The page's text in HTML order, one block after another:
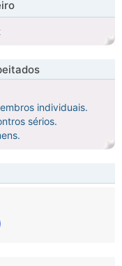
individuais.
sérios.